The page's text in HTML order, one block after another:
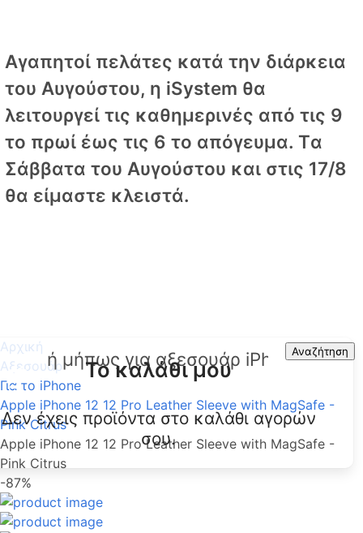
Αγαπητοί πελάτες κατά την διάρκεια
του Αυγούστου, η iSystem θα
λειτουργεί τις καθημερινές από τις 9
το πρωί έως τις 6 το απόγευμα. Tα
Σάββατα του Αυγούστου και στις 17/8
θα είμαστε κλειστά.
Αναζήτηση
Το καλάθι μου
Δεν έχεις προϊόντα στο καλάθι αγορών
σου.
Αρχική
Αξεσουάρ
Για το iPhone
Apple iPhone 12 12 Pro Leather Sleeve with MagSafe -
Pink Citrus
Apple iPhone 12 12 Pro Leather Sleeve with MagSafe -
Pink Citrus
-87%